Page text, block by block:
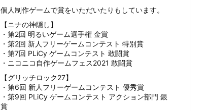
個人制作ゲームで賞をいただいたりもしています。
【ニナの神隠し】
・第2回 明るいゲーム選手権 金賞
・第2回 新人フリーゲームコンテスト 特別賞
・第7回 PLiCy ゲームコンテスト 敢闘賞
・ニコニコ自作ゲームフェス2021 敢闘賞
【グリッチロック27】
・第6回 新人フリーゲームコンテスト 優秀賞
・第9回 PLiCy ゲームコンテスト アクション部門 銀
賞